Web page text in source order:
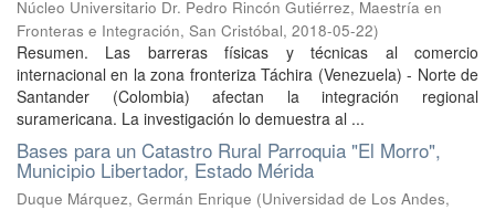
Núcleo Universitario Dr. Pedro Rincón Gutiérrez, Maestría en
Fronteras e Integración, San Cristóbal, 2018-05-22)
Resumen. Las barreras físicas y técnicas al comercio
internacional en la zona fronteriza Táchira (Venezuela) - Norte de
Santander (Colombia) afectan la integración regional
suramericana. La investigación lo demuestra al ...
Bases para un Catastro Rural Parroquia "El Morro",
Municipio Libertador, Estado Mérida
Duque Márquez, Germán Enrique (Universidad de Los Andes,